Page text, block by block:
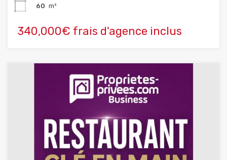
60 m²
340,000€ frais d'agence inclus